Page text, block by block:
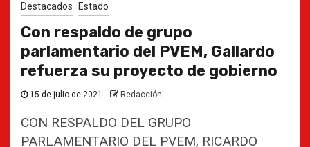
Destacados Estado
Con respaldo de grupo
parlamentario del PVEM, Gallardo
refuerza su proyecto de gobierno
15 de julio de 2021 Redacción
CON RESPALDO DEL GRUPO
PARLAMENTARIO DEL PVEM, RICARDO